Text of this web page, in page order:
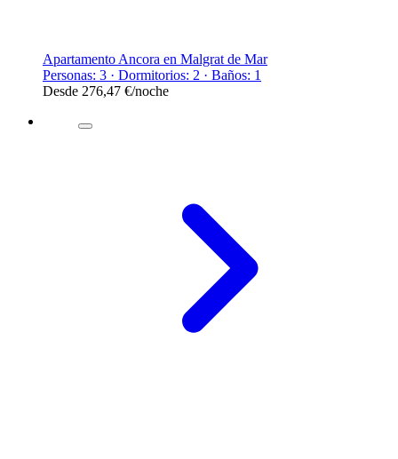
Apartamento Ancora en Malgrat de Mar
Personas: 3 · Dormitorios: 2 · Baños: 1
Desde 276,47 €/noche